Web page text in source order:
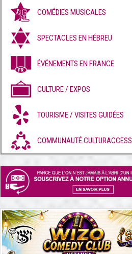
COMÉDIES MUSICALES
SPECTACLES EN HÉBREU
ÉVÉNEMENTS EN FRANCE
CULTURE / EXPOS
TOURISME / VISITES GUIDÉES
COMMUNAUTÉ CULTURACCESS